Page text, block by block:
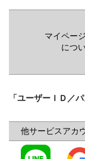
マイペー
につ
「ユーザーＩＤ／
他サービスアカ